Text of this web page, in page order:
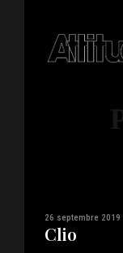
26 septembre 2019
Clio